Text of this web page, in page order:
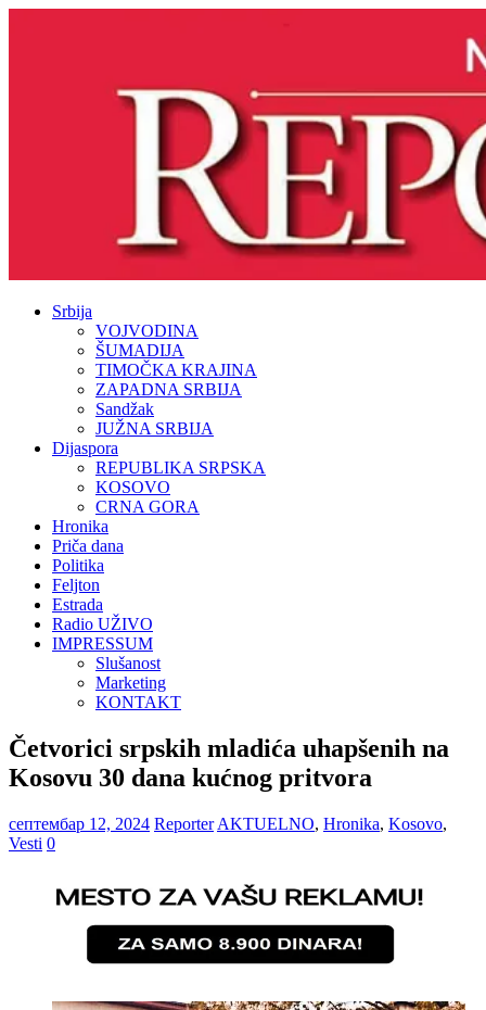
Srbija
VOJVODINA
ŠUMADIJA
TIMOČKA KRAJINA
ZAPADNA SRBIJA
Sandžak
JUŽNA SRBIJA
Dijaspora
REPUBLIKA SRPSKA
KOSOVO
CRNA GORA
Hronika
Priča dana
Politika
Feljton
Estrada
Radio UŽIVO
IMPRESSUM
Slušanost
Marketing
KONTAKT
Četvorici srpskih mladića uhapšenih na
Kosovu 30 dana kućnog pritvora
септембар 12, 2024 Reporter AKTUELNO, Hronika, Kosovo,
Vesti 0